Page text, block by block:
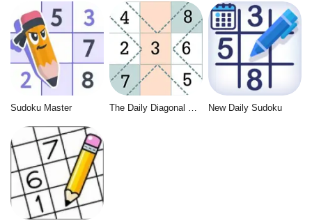
Sudoku Master New Daily Sudoku